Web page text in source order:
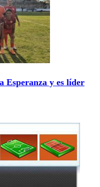
Esperanza y es líder